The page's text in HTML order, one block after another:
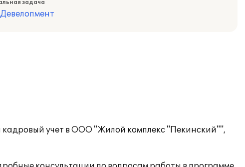
задача
Девелопмент
учет в ООО "Жилой комплекс "Пекинский"",